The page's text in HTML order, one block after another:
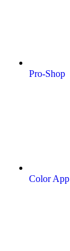
Pro-Shop
Color App